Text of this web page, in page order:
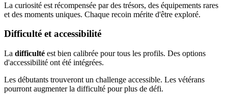
La curiosité est récompensée par des trésors, des équipements rares
et des moments uniques. Chaque recoin mérite d'être exploré.
Difficulté et accessibilité
La difficulté est bien calibrée pour tous les profils. Des options
d'accessibilité ont été intégrées.
Les débutants trouveront un challenge accessible. Les vétérans
pourront augmenter la difficulté pour plus de défi.